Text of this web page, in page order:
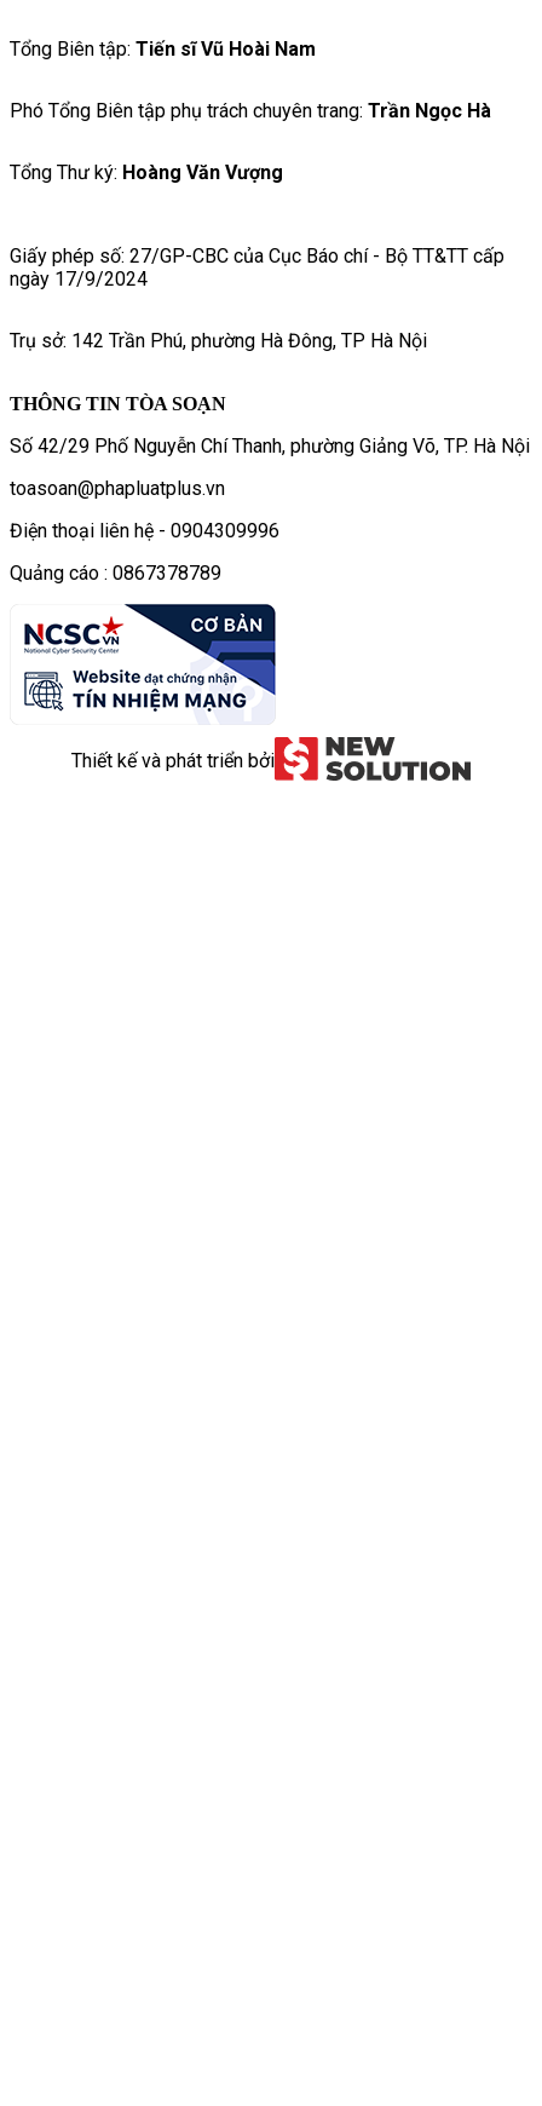
Tổng Biên tập: Tiến sĩ Vũ Hoài Nam
Phó Tổng Biên tập phụ trách chuyên trang: Trần Ngọc Hà
Tổng Thư ký: Hoàng Văn Vượng
Giấy phép số: 27/GP-CBC của Cục Báo chí - Bộ TT&TT cấp
ngày 17/9/2024
Trụ sở: 142 Trần Phú, phường Hà Đông, TP Hà Nội
THÔNG TIN TÒA SOẠN
Số 42/29 Phố Nguyễn Chí Thanh, phường Giảng Võ, TP. Hà Nội
toasoan@phapluatplus.vn
Điện thoại liên hệ - 0904309996
Quảng cáo : 0867378789
Thiết kế và phát triển bởi